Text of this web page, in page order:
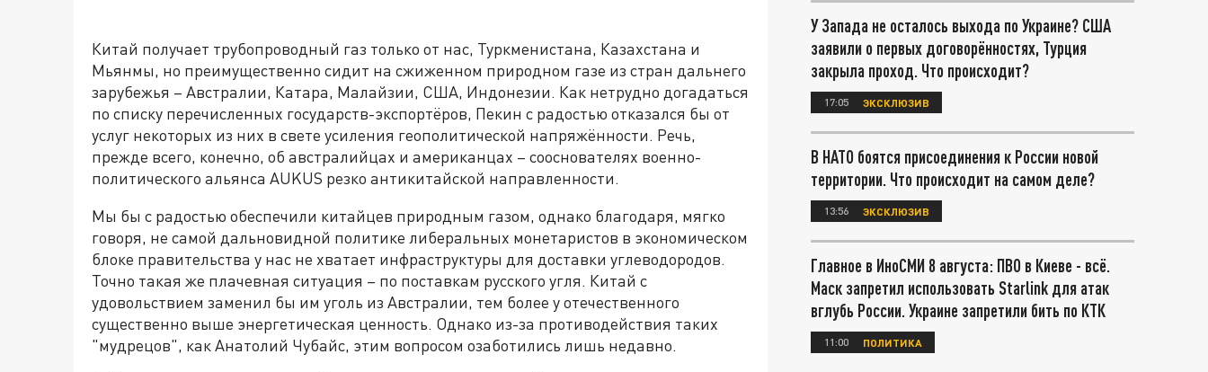
Китай получает трубопроводный газ только от нас, Туркменистана, Казахстана и
Мьянмы, но преимущественно сидит на сжиженном природном газе из стран дальнего
зарубежья – Австралии, Катара, Малайзии, США, Индонезии. Как нетрудно догадаться
по списку перечисленных государств-экспортёров, Пекин с радостью отказался бы от
услуг некоторых из них в свете усиления геополитической напряжённости. Речь,
прежде всего, конечно, об австралийцах и американцах – сооснователях военно-
политического альянса AUKUS резко антикитайской направленности.
Мы бы с радостью обеспечили китайцев природным газом, однако благодаря, мягко
говоря, не самой дальновидной политике либеральных монетаристов в экономическом
блоке правительства у нас не хватает инфраструктуры для доставки углеводородов.
Точно такая же плачевная ситуация – по поставкам русского угля. Китай с
удовольствием заменил бы им уголь из Австралии, тем более у отечественного
существенно выше энергетическая ценность. Однако из-за противодействия таких
"мудрецов", как Анатолий Чубайс, этим вопросом озаботились лишь недавно.
У Запада не осталось выхода по Украине? США
заявили о первых договорённостях, Турция
закрыла проход. Что происходит?
17:05 ЭКСКЛЮЗИВ
В НАТО боятся присоединения к России новой
территории. Что происходит на самом деле?
13:56 ЭКСКЛЮЗИВ
Главное в ИноСМИ 8 августа: ПВО в Киеве - всё.
Маск запретил использовать Starlink для атак
вглубь России. Украине запретили бить по КТК
11:00 ПОЛИТИКА